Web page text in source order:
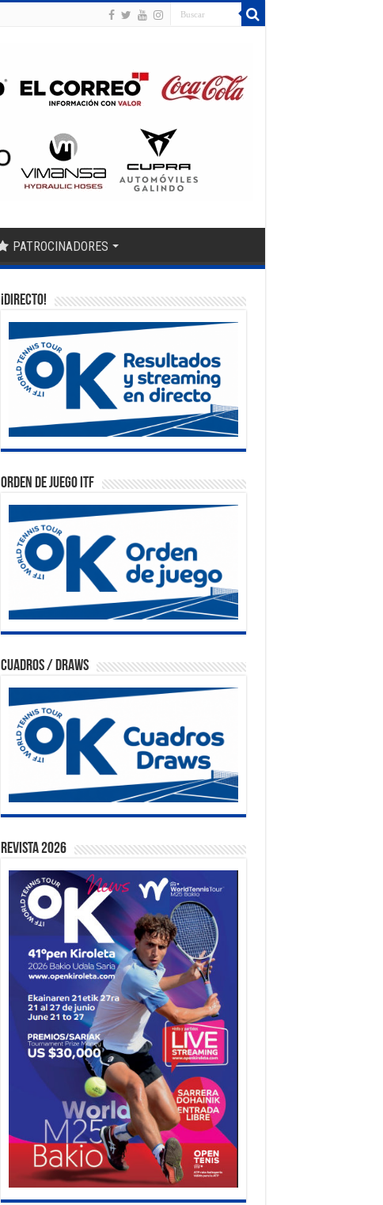
PATROCINADORES
¡DIRECTO!
Orden de Juego ITF
Cuadros / Draws
Revista 2026